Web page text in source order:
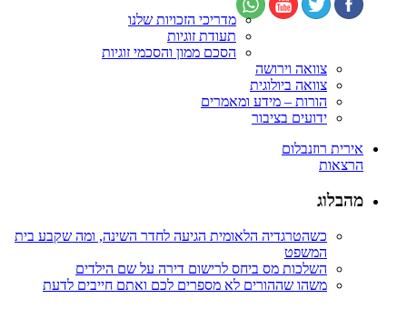
מדריכי הזכויות שלנו
תעודת זוגיות
הסכם ממון והסכמי זוגיות
צוואה וירושה
צוואה ביולוגית
הורות – מידע ומאמרים
ידועים בציבור
אירית רוזנבלום
הרצאות
מהבלוג
כשהטרגדיה הלאומית הגיעה לחדר השינה, ומה שקבע בית
המשפט
השלכות מס ביחס לרישום דירה על שם הילדים
משהו שההורים לא מספרים לכם ואתם חייבים לדעת